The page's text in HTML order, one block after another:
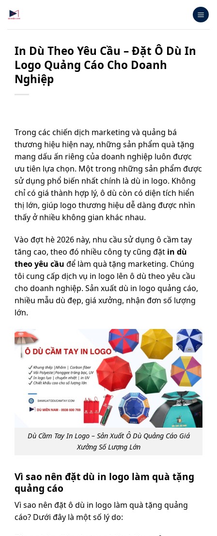
qua
nội
In Dù Theo Yêu Cầu – Đặt Ô Dù In
Logo Quảng Cáo Cho Doanh
Nghiệp
Trong các chiến dịch marketing và quảng bá
thương hiệu hiện nay, những sản phẩm quà tặng
mang dấu ấn riêng của doanh nghiệp luôn được
ưu tiên lựa chọn. Một trong những sản phẩm được
sử dụng phổ biến nhất chính là dù in logo. Không
chỉ có giá thành hợp lý, ô dù còn có diện tích hiển
thị lớn, giúp logo thương hiệu dễ dàng được nhìn
thấy ở nhiều không gian khác nhau.
Vào đợt hè 2026 này, nhu cầu sử dụng ô cầm tay
tăng cao, theo đó nhiều công ty cũng đặt in dù
theo yêu cầu để làm quà tặng marketing. Chúng
tôi cung cấp dịch vụ in logo lên ô dù theo yêu cầu
cho doanh nghiệp. Sản xuất dù in logo quảng cáo,
nhiều mẫu dù đẹp, giá xưởng, nhận đơn số lượng
lớn.
Dù Cầm Tay In Logo – Sản Xuất Ô Dù Quảng Cáo Giá
Xưởng Số Lượng Lớn
Vì sao nên đặt dù in logo làm quà tặng
quảng cáo
Vì sao nên đặt ô dù in logo làm quà tặng quảng
cáo? Dưới đây là một số lý do: